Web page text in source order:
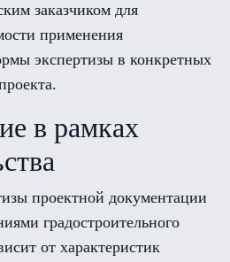
заказчиком для
применения
экспертизы в конкретных
в рамках
проектной документации
градостроительного
от характеристик